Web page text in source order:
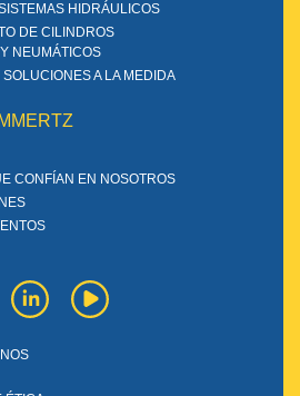
HIDRÁULICOS
DE CILINDROS
NEUMÁTICOS
A LA MEDIDA
CONFÍAN EN NOSOTROS